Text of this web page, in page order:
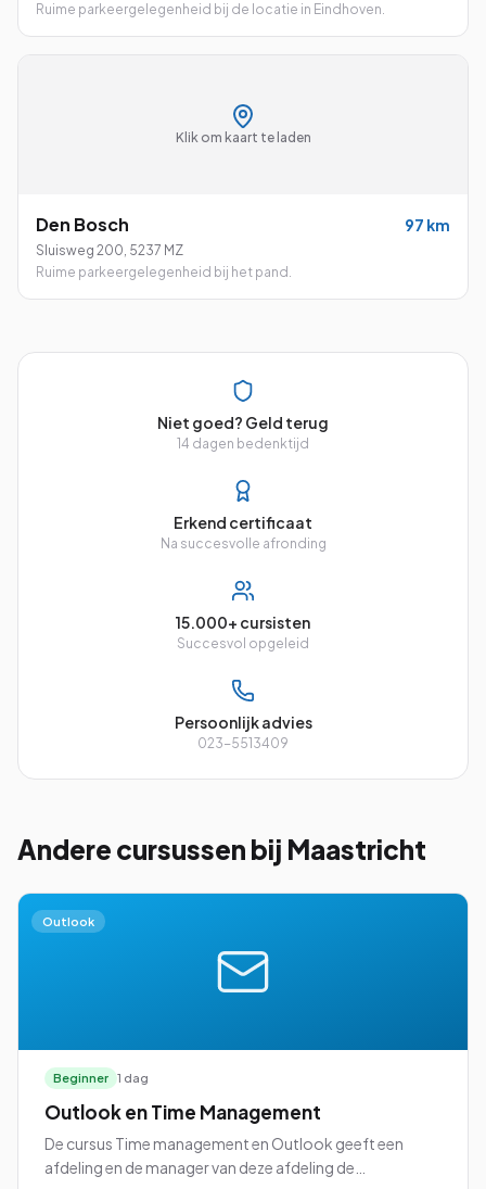
Ruime parkeergelegenheid bij de locatie in Eindhoven.
Klik om kaart te laden
Den Bosch 97 km
Sluisweg 200, 5237 MZ
Ruime parkeergelegenheid bij het pand.
Niet goed? Geld terug
14 dagen bedenktijd
Erkend certificaat
Na succesvolle afronding
15.000+ cursisten
Succesvol opgeleid
Persoonlijk advies
023-5513409
Andere cursussen bij Maastricht
Outlook
Beginner 1 dag
Outlook en Time Management
De cursus Time management en Outlook geeft een
afdeling en de manager van deze afdeling de